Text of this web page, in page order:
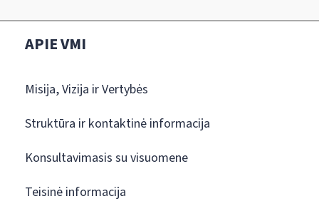
APIE VMI
Misija, Vizija ir Vertybės
Struktūra ir kontaktinė informacija
Konsultavimasis su visuomene
Teisinė informacija